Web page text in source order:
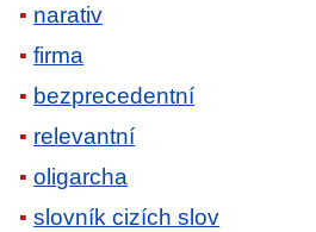
narativ
firma
bezprecedentní
relevantní
oligarcha
slovník cizích slov